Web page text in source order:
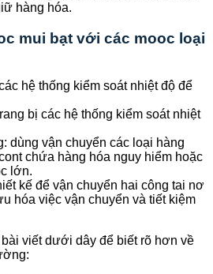
hàng hóa.
mui bạt với các mooc loại
hệ thống kiểm soát nhiệt độ để
bị các hệ thống kiểm soát nhiệt
dùng vận chuyển các loại hàng
chứa hàng hóa nguy hiểm hoặc
lớn.
kế để vận chuyển hai công tai nơ
hóa việc vận chuyển và tiết kiệm
viết dưới dây để biết rõ hơn về